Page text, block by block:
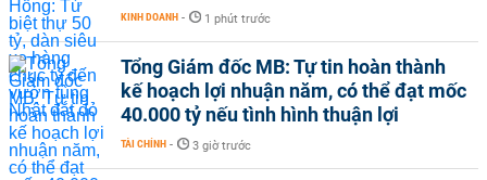
KINH DOANH - 1 phút trước
Tổng Giám đốc MB: Tự tin hoàn thành
kế hoạch lợi nhuận năm, có thể đạt mốc
40.000 tỷ nếu tình hình thuận lợi
TÀI CHÍNH - 3 giờ trước